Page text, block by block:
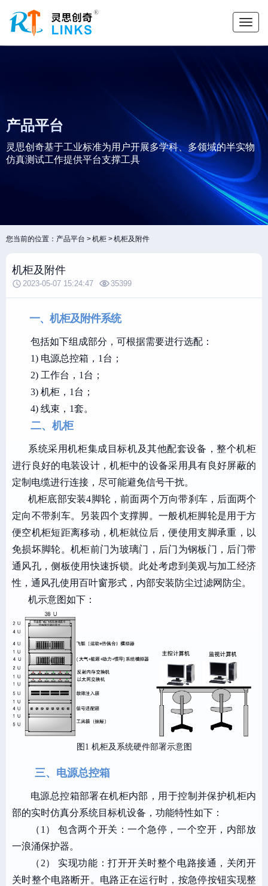
产品平台
灵思创奇基于工业标准为用户开展多学科、多领域的半实物
仿真测试工作提供平台支撑工具
您当前的位置： 产品平台 机柜 机柜及附件
机柜及附件
2023-05-07 15:24:47 35399
一、机柜及附件系统
包括如下组成部分 ， 可根据需要进行选配 ：
1) 电源总控箱，1台；
2) 工作台，1台；
3) 机柜，1台；
4) 线束，1套。
二、机柜
系统采用机柜集成目标机及其他配套设备，整个机柜
进行良好的电装设计，机柜中的设备采用具有良好屏蔽的
定制电缆进行连接，尽可能避免信号干扰。
机柜底部安装4脚轮，前面两个万向带刹车，后面两个
定向不带刹车。另装四个支撑脚。一般机柜脚轮是用于方
便空机柜短距离移动，机柜就位后，便使用支脚承重，以
免损坏脚轮。机柜前门为玻璃门，后门为钢板门，后门带
通风孔，侧板使用快速拆锁。此处考虑到美观与加工经济
性，通风孔使用百叶窗形式，内部安装防尘过滤网防尘。
机示意图如下：
图1 机柜及系统硬件部署示意图
三、电源总控箱
电源总控箱部署在机柜内部，用于控制并保护机柜内
部的实时仿真分系统目标机设备，功能特性如下：
（1）包含两个开关：一个急停，一个空开，内部放
一浪涌保护器。
（2） 实现功能：打开开关时整个电路接通，关闭开
关时整个电路断开。电路正在运行时，按急停按钮实现整